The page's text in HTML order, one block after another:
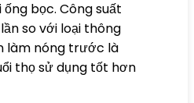
bọc. Công suất
so với loại thông
làm nóng trước là
thọ sử dụng tốt hơn